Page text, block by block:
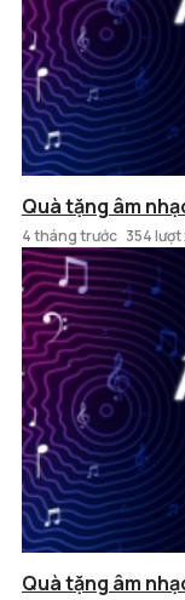
Quà tặng âm
4 tháng trước 354 lượt
Quà tặng âm